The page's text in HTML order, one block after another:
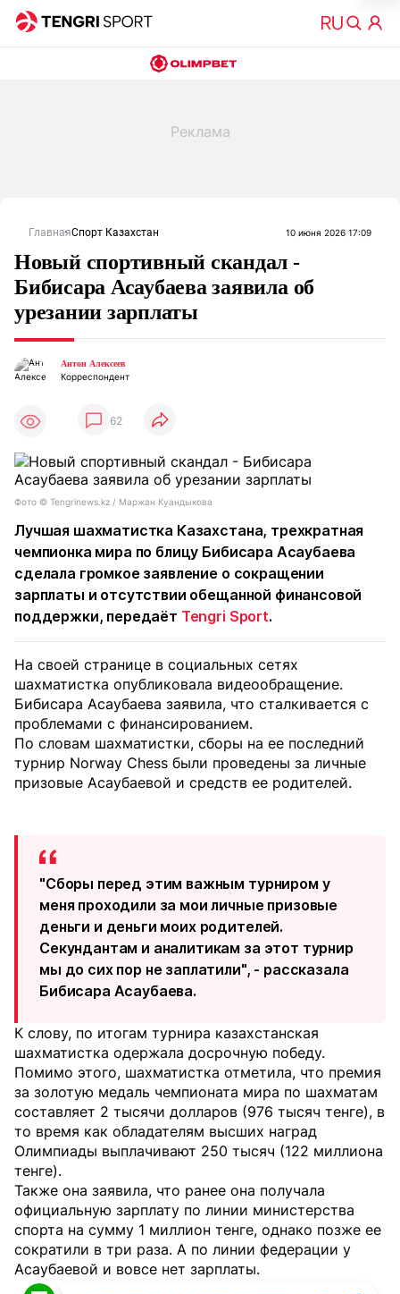
ГлавнаяСпорт Казахстан 10 июня 2026 17:09
Новый спортивный скандал -
Бибисара Асаубаева заявила об
урезании зарплаты
Антон Алексеев
Корреспондент
62
Фото © Tengrinews.kz / Маржан Куандыкова
Лучшая шахматистка Казахстана, трехкратная
чемпионка мира по блицу Бибисара Асаубаева
сделала громкое заявление о сокращении
зарплаты и отсутствии обещанной финансовой
поддержки, передаёт Tengri Sport.
На своей странице в социальных сетях
шахматистка опубликовала видеообращение.
Бибисара Асаубаева заявила, что сталкивается с
проблемами с финансированием.
По словам шахматистки, сборы на ее последний
турнир Norway Chess были проведены за личные
призовые Асаубаевой и средств ее родителей.
"Сборы перед этим важным турниром у
меня проходили за мои личные призовые
деньги и деньги моих родителей.
Секундантам и аналитикам за этот турнир
мы до сих пор не заплатили", - рассказала
Бибисара Асаубаева.
К слову, по итогам турнира казахстанская
шахматистка одержала досрочную победу.
Помимо этого, шахматистка отметила, что премия
за золотую медаль чемпионата мира по шахматам
составляет 2 тысячи долларов (976 тысяч тенге), в
то время как обладателям высших наград
Олимпиады выплачивают 250 тысяч (122 миллиона
тенге).
Также она заявила, что ранее она получала
официальную зарплату по линии министерства
спорта на сумму 1 миллион тенге, однако позже ее
сократили в три раза. А по линии федерации у
Асаубаевой и вовсе нет зарплаты.